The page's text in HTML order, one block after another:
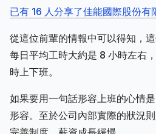
已有 16 人分享了佳能國際股份有
從這位前輩的情報中可以得知，
每日平均工時大約是 8 小時左右
時上下班。
如果要用一句話形容上班的心情
形容。至於公司內部實際的狀況